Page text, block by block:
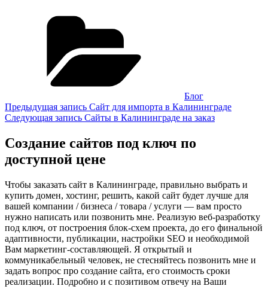
Блог
Навигация
по
записям
Предыдущая
запись
Предыдущая запись Сайт для импорта в Калининграде
Следующая
Следующая запись Сайты в Калининграде на заказ
Создание сайтов под ключ по
доступной цене
Чтобы заказать сайт в Калининграде, правильно выбрать и
купить домен, хостинг, решить, какой сайт будет лучше для
вашей компании / бизнеса / товара / услуги — вам просто
нужно написать или позвонить мне. Реализую веб-разработку
под ключ, от построения блок-схем проекта, до его финальной
адаптивности, публикации, настройки SEO и необходимой
Вам маркетинг-составляющей. Я открытый и
коммуникабельный человек, не стесняйтесь позвонить мне и
задать вопрос про создание сайта, его стоимость сроки
реализации. Подробно и с позитивом отвечу на Ваши